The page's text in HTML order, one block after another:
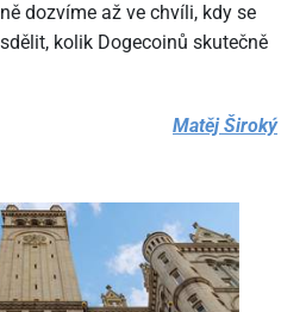
dozvíme až ve chvíli, kdy se
kolik Dogecoinů skutečně
Matěj Široký